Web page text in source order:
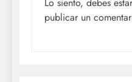
Lo siento, debes estar
publicar un